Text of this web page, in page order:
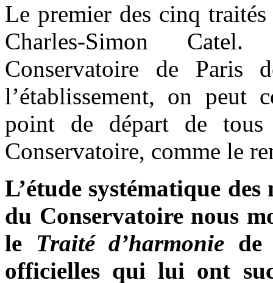
Le premier des cinq
Charles-Simon
Conservatoire de Paris
l’établissement, on peut
point de départ de tous
Conservatoire, comme le
L’étude systématique
du Conservatoire nous
le Traité d’harmonie de
officielles qui lui ont